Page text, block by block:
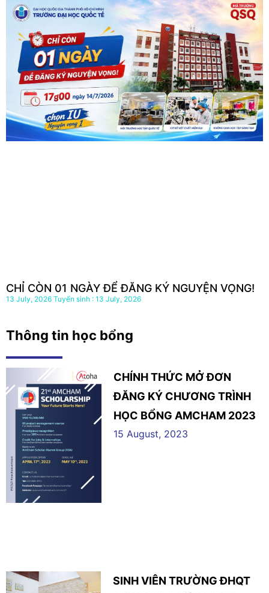
CHỈ CÒN 01 NGÀY ĐỂ ĐĂNG KÝ NGUYỆN VỌNG!
13 July, 2026 13 July, 2026
Thông tin học bổng
CHÍNH THỨC MỞ ĐƠN
ĐĂNG KÝ CHƯƠNG TRÌNH
HỌC BỔNG AMCHAM 2023
15 August, 2023
SINH VIÊN TRƯỜNG ĐHQT